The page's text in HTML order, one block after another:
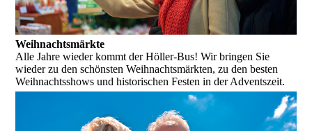
Weihnachtsmärkte
Alle Jahre wieder kommt der Höller-Bus! Wir bringen Sie
wieder zu den schönsten Weihnachtsmärkten, zu den besten
Weihnachtsshows und historischen Festen in der Adventszeit.